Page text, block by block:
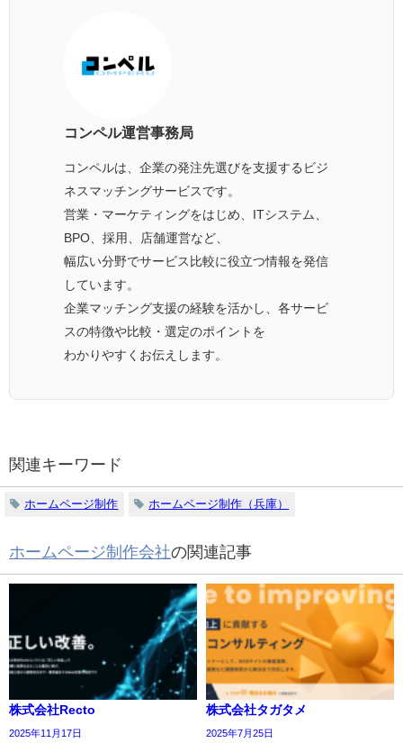
コンペル運営事務局
コンペルは、企業の発注先選びを支援するビジ
ネスマッチングサービスです。
営業・マーケティングをはじめ、ITシステム、
BPO、採用、店舗運営など、
幅広い分野でサービス比較に役立つ情報を発信
しています。
企業マッチング支援の経験を活かし、各サービ
スの特徴や比較・選定のポイントを
わかりやすくお伝えします。
関連キーワード
ホームページ制作 ホームページ制作（兵庫）
ホームページ制作会社の関連記事
株式会社Recto
2025年11月17日
株式会社タガタメ
2025年7月25日